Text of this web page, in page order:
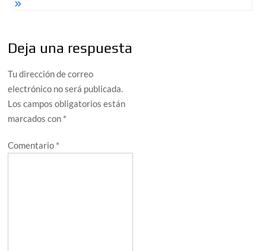
Deja una respuesta
Tu dirección de correo
electrónico no será publicada.
Los campos obligatorios están
marcados con *
Comentario *